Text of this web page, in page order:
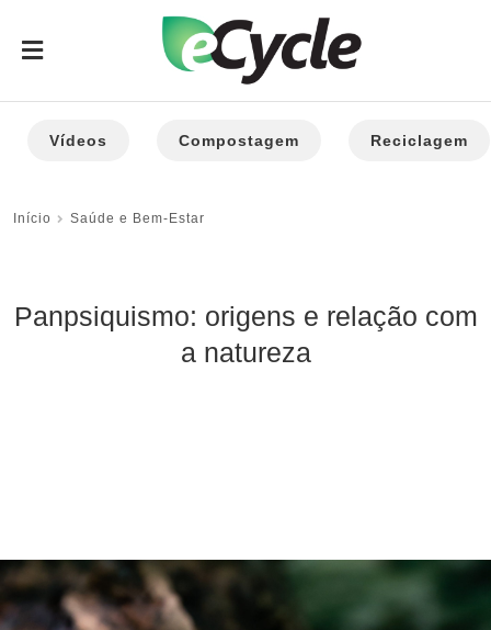
Vídeos Compostagem Reciclagem
Início Saúde e Bem-Estar
Panpsiquismo: origens e relação com
a natureza